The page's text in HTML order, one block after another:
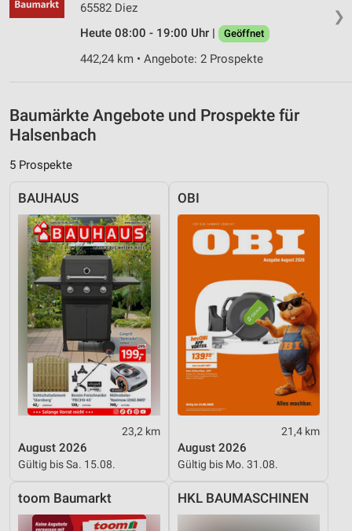
❯
65582 Diez
Heute 08:00 - 19:00 Uhr |
Geöffnet
442,24 km • Angebote: 2 Prospekte
Baumärkte Angebote und Prospekte für
Halsenbach
5 Prospekte
BAUHAUS
23,2 km
August 2026
Gültig bis Sa. 15.08.
OBI
21,4 km
August 2026
Gültig bis Mo. 31.08.
toom Baumarkt HKL BAUMASCHINEN
Messung der Performance von Inhalten
Analyse von Zielgruppen durch Statistiken oder
Kombinationen von Daten aus verschiedenen
Verwendung reduzierter Daten zur Auswahl von
Inhalten
IAB-Besonderheiten:
Verwendung genauer Standortdaten
Geräte anhand von aktiv angeforderten
Informationen identifizieren
Nicht-IAB-Verarbeitungszwecke:
Notwendig
Performance
Funktional
Werbung